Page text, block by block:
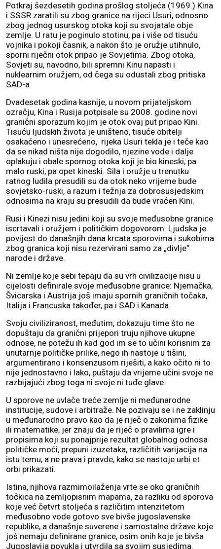
Potkraj šezdesetih godina prošlog stoljeća (1969.) Kina
i SSSR zaratili su zbog granice na rijeci Usuri, odnosno
zbog jednog usurskog otoka koji su svojatale obje
zemlje. U ratu je poginulo stotinu, pa i više od tisuću
vojnika i pokoji časnik, a nakon što je oružje utihnulo,
sporni riječni otok pripao je Sovjetima. Zbog otoka,
Sovjeti su, navodno, bili spremni Kinu napasti i
nuklearnim oružjem, od čega su odustali zbog pritiska
SAD-a.
Dvadesetak godina kasnije, u novom prijateljskom
ozračju, Kina i Rusija potpisale su 2008. godine novi
granični sporazum kojim je otok ovaj put pripao Kini.
Tisuću ljudskih života je uništeno, tisuće obitelji
osakaćeno i unesrećeno, rijeka Usuri tekla je i teče kao
da se nikad ništa nije dogodilo, njezine vode i dalje
oplakuju i obale spornog otoka koji je bio kineski, pa
malo ruski, pa opet kineski. Sila i oružje u trenutku
ratnog ludila presudili su da otok neko vrijeme bude
sovjetsko-ruski, a razum i težnja za dobrosusjedskim
odnosima na kraju su presudili da bude vraćen Kini.
Rusi i Kinezi nisu jedini koji su svoje međusobne granice
iscrtavali i oružjem i političkim dogovorom. Ljudska je
povijest do današnjih dana krcata sporovima i sukobima
zbog granica koji nisu rezervirani samo za „divlje“
narode i države.
Ni zemlje koje sebi tepaju da su vrh civilizacije nisu u
cijelosti definirale svoje međusobne granice: Njemačka,
Švicarska i Austrija još imaju spornih graničnih točaka,
Italija i Francuska također, pa i SAD i Kanada.
Svoju civiliziranost, međutim, dokazuju time što ne
dopuštaju da granični prijepori truju njihove ukupne
odnose, ne potežu ih kad god im se to učini korisnim za
unutarnje političke prilike, nego ih nastoje u tišini,
argumentirano i konsenzusom riješiti, a kako očito ni to
nije jednostavno i lako, puštaju da vrijeme učini svoje ne
razbijajući zbog toga ni svoje ni tuđe glave.
U sporove ne uvlače treće zemlje ni međunarodne
institucije, sudove i arbitraže. Ne pozivaju se i ne zaklinju
u međunarodno pravo kao da je riječ o zakonima fizike
ili matematike, jer znaju da je riječ o pravilima igre i
propisima koji su ponajprije rezultat globalnog odnosa
političke moći, prepuni izuzetaka, različitih varijacija na
istu temu, a ne prava i pravde, kako se nastoje urbi et
orbi prikazati.
Istina, njihova razmimoilaženja vrte se oko graničnih
točkica na zemljopisnim mapama, za razliku od sporova
koje već četvrt stoljeća s različitim intenzitetom
međusobno vode gotovo sve bivše jugoslavenske
republike, a današnje suverene i samostalne države koje
još nemaju definirane granice, osim onih koje je bivša
Jugoslavija povukla i utvrdila sa svojim susjedima.